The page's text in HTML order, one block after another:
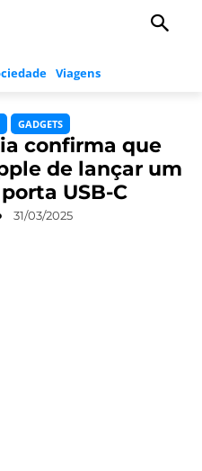
Viagens
GADGETS
confirma que
de lançar um
USB-C
31/03/2025